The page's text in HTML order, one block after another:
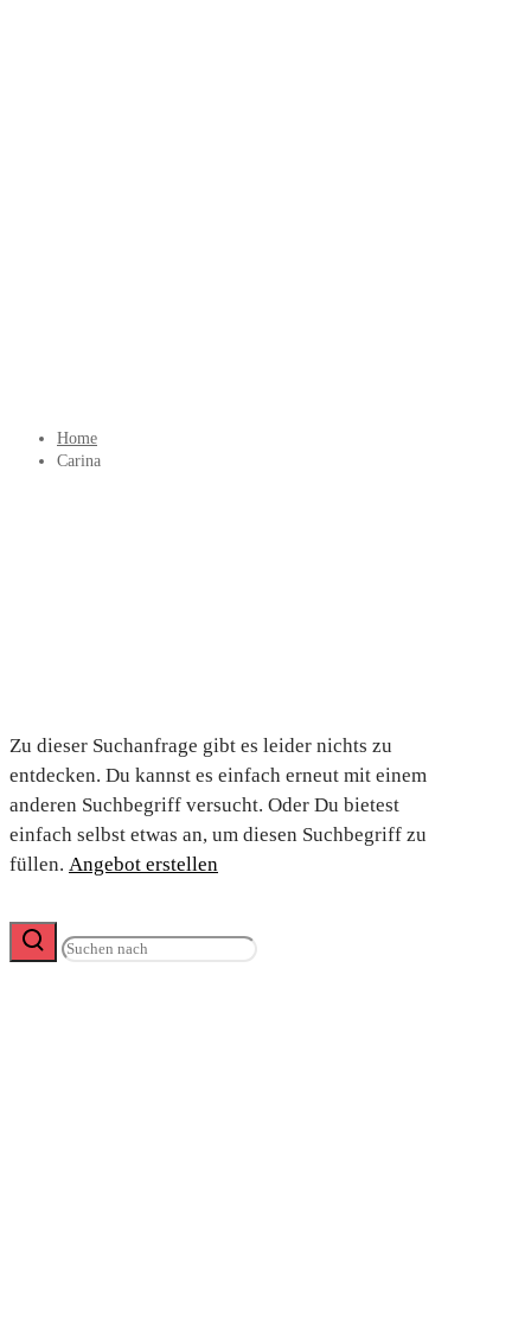
Home
Carina
Zu dieser Suchanfrage gibt es leider nichts zu
entdecken. Du kannst es einfach erneut mit einem
anderen Suchbegriff versucht. Oder Du bietest
einfach selbst etwas an, um diesen Suchbegriff zu
füllen. Angebot erstellen